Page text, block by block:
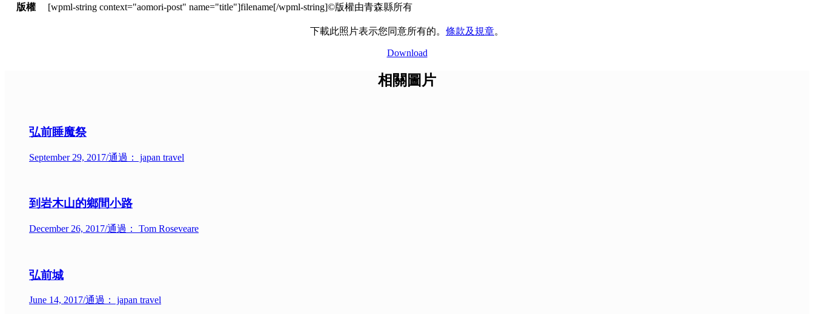
版權
©版權由青森縣所有
下載此照片表示您同意所有的。 條款及規章。
Download
相關圖片
弘前睡魔祭
September 29, 2017/通過： japan travel
到岩木山的鄉間小路
December 26, 2017/通過： Tom Roseveare
弘前城
June 14, 2017/通過： japan travel